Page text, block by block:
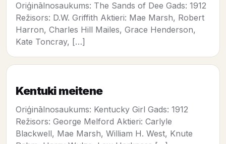
Oriģinālnosaukums: The Sands of Dee Gads: 1912
Režisors: D.W. Griffith Aktieri: Mae Marsh, Robert
Harron, Charles Hill Mailes, Grace Henderson,
Kate Toncray, […]
Kentuki meitene
Oriģinālnosaukums: Kentucky Girl Gads: 1912
Režisors: George Melford Aktieri: Carlyle
Blackwell, Mae Marsh, William H. West, Knute